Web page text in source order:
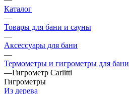
Каталог
—
Товары для бани и сауны
—
Аксессуары для бани
—
Термометры и гигрометры для бани
—Гигрометр Cariitti
Гигрометры
Из дерева